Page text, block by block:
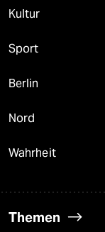
Kultur
Sport
Berlin
Nord
Wahrheit
Themen